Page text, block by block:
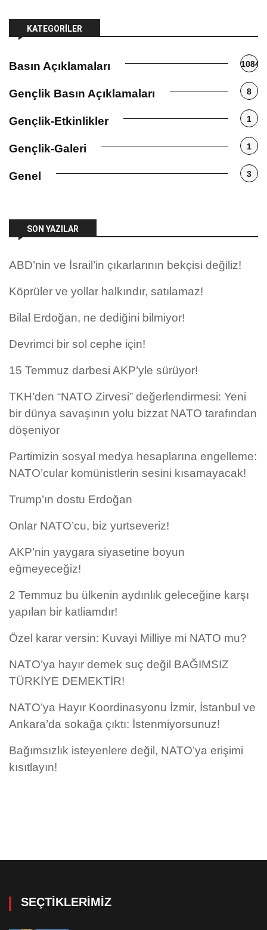
KATEGORILER
Basın Açıklamaları 1084
Gençlik Basın Açıklamaları 8
Gençlik-Etkinlikler 1
Gençlik-Galeri 1
Genel 3
SON YAZILAR
ABD’nin ve İsrail’in çıkarlarının bekçisi değiliz!
Köprüler ve yollar halkındır, satılamaz!
Bilal Erdoğan, ne dediğini bilmiyor!
Devrimci bir sol cephe için!
15 Temmuz darbesi AKP’yle sürüyor!
TKH’den “NATO Zirvesi” değerlendirmesi: Yeni
bir dünya savaşının yolu bizzat NATO tarafından
döşeniyor
Partimizin sosyal medya hesaplarına engelleme:
NATO’cular komünistlerin sesini kısamayacak!
Trump’ın dostu Erdoğan
Onlar NATO’cu, biz yurtseveriz!
AKP’nin yaygara siyasetine boyun
eğmeyeceğiz!
2 Temmuz bu ülkenin aydınlık geleceğine karşı
yapılan bir katliamdır!
Özel karar versin: Kuvayi Milliye mi NATO mu?
NATO’ya hayır demek suç değil BAĞIMSIZ
TÜRKİYE DEMEKTİR!
NATO’ya Hayır Koordinasyonu İzmir, İstanbul ve
Ankara’da sokağa çıktı: İstenmiyorsunuz!
Bağımsızlık isteyenlere değil, NATO’ya erişimi
kısıtlayın!
SEÇTIKLERIMIZ